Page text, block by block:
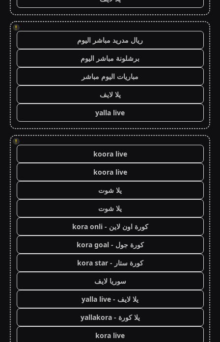
!
ريال مدريد مباشر اليوم
برشلونة مباشر اليوم
مباريات اليوم مباشر
يلا لايف
yalla live
!
koora live
koora live
يلا شوت
يلا شوت
كورة اون لاين - kora onli
كورة جول - kora goal
كورة ستار - kora star
سوريا لايف
يلا لايف - yalla live
يلا كورة - yallakora
kora live